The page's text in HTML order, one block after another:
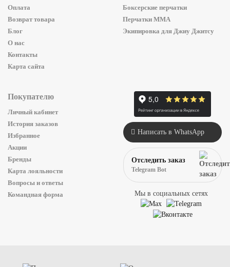
Оплата
Возврат товара
Блог
О нас
Контакты
Карта сайта
Боксерские перчатки
Перчатки ММА
Экипировка для Джиу Джитсу
Покупателю
Личный кабинет
История заказов
Избранное
Акции
Бренды
Карта лояльности
Вопросы и ответы
Командная форма
Написать в WhatsApp
Отследить заказ
Telegram Bot
Мы в социальных сетях